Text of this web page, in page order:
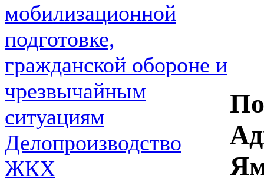
мобилизационной
подготовке,
гражданской обороне и
чрезвычайным
ситуациям
Делопроизводство
ЖКХ